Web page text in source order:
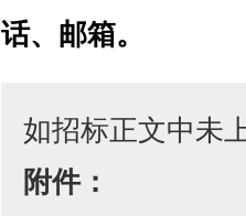
话、邮箱。
如招标正文中未
附件：